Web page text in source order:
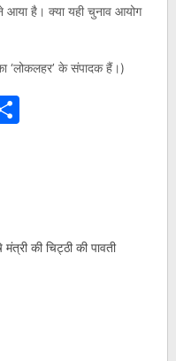
आया है। क्या यही चुनाव आयोग
‘लोकलहर’ के संपादक हैं।)
Share
मंत्री की चिट्ठी की पावती